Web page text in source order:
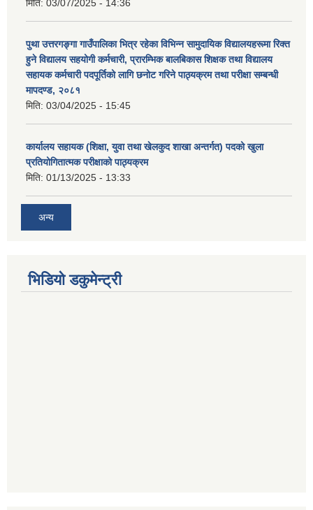
मिति: 03/07/2025 - 14:36
पुथा उत्तरगङ्गा गाउँपालिका भित्र रहेका विभिन्न सामुदायिक विद्यालयहरूमा रिक्त
हुने विद्यालय सहयोगी कर्मचारी, प्रारम्भिक बालबिकास शिक्षक तथा विद्यालय
सहायक कर्मचारी पदपूर्तिको लागि छनोट गरिने पाठ्यक्रम तथा परीक्षा सम्बन्धी
मापदण्ड, २०८१
मिति: 03/04/2025 - 15:45
कार्यालय सहायक (शिक्षा, युवा तथा खेलकुद शाखा अन्तर्गत) पदको खुला
प्रतियोगितात्मक परीक्षाको पाठ्यक्रम
मिति: 01/13/2025 - 13:33
अन्य
भिडियो डकुमेन्ट्री